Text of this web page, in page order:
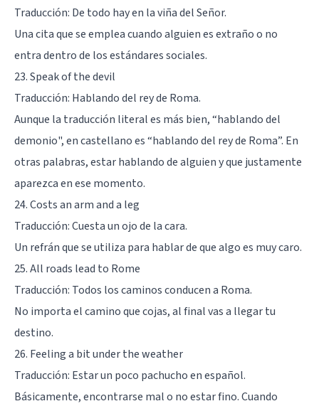
Traducción: De todo hay en la viña del Señor.
Una cita que se emplea cuando alguien es extraño o no
entra dentro de los estándares sociales.
23. Speak of the devil
Traducción: Hablando del rey de Roma.
Aunque la traducción literal es más bien, “hablando del
demonio", en castellano es “hablando del rey de Roma”. En
otras palabras, estar hablando de alguien y que justamente
aparezca en ese momento.
24. Costs an arm and a leg
Traducción: Cuesta un ojo de la cara.
Un refrán que se utiliza para hablar de que algo es muy caro.
25. All roads lead to Rome
Traducción: Todos los caminos conducen a Roma.
No importa el camino que cojas, al final vas a llegar tu
destino.
26. Feeling a bit under the weather
Traducción: Estar un poco pachucho en español.
Básicamente, encontrarse mal o no estar fino. Cuando